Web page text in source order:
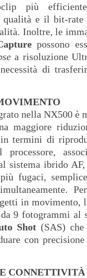
più
e il bit-rate
Inoltre, le
possono
a risoluzione
di
nella NX500 è
maggiore
termini di
sistema ibrido
fugaci,
in movimento,
9 fotogrammi al
Shot(SAS) che
con
CONNETTIVITÀ